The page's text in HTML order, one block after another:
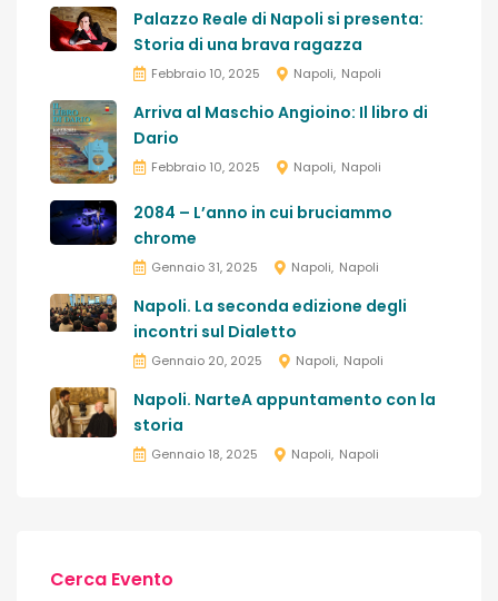
Palazzo Reale di Napoli si presenta:
Storia di una brava ragazza
Febbraio 10, 2025 Napoli Napoli
Arriva al Maschio Angioino: Il libro di
Dario
Febbraio 10, 2025 Napoli Napoli
2084 – L’anno in cui bruciammo
chrome
Gennaio 31, 2025 Napoli Napoli
Napoli. La seconda edizione degli
incontri sul Dialetto
Gennaio 20, 2025 Napoli Napoli
Napoli. NarteA appuntamento con la
storia
Gennaio 18, 2025 Napoli Napoli
Cerca Evento